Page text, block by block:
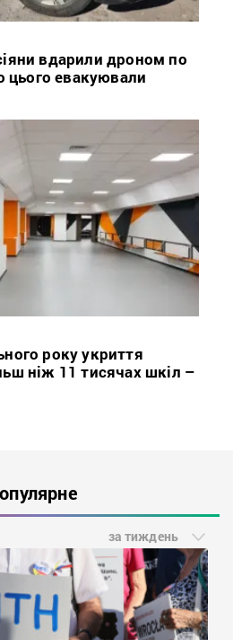
вдарили дроном по
цього евакуювали
року укриття
ніж 11 тисячах шкіл –
за тиждень